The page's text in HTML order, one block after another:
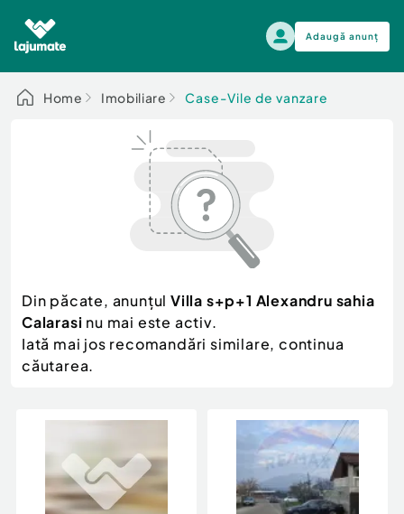
Adaugă anunț
Alege categoria
Auto, moto si ambarcatiuni
Electronice si electrocasnice
Mama si copilul
Moda si frumusete
Sport, timp liber, arta
Animale de companie
Afaceri și echipamente profesionale
Inchiriere Bunuri si Vehicule
Auto, moto si ambarcatiuni
Scutere - ATV - UTV
Autoutilitare
Ambarcatiuni
Camioane - Rulote - Remorci
Utilaje agricole si industriale
Piese auto si accesorii
Dacia Duster
Home Imobiliare Case-Vile de vanzare
Din păcate, anunțul Villa s+p+1 Alexandru sahia
Calarasi nu mai este activ.
Iată mai jos recomandări similare, continua
căutarea.